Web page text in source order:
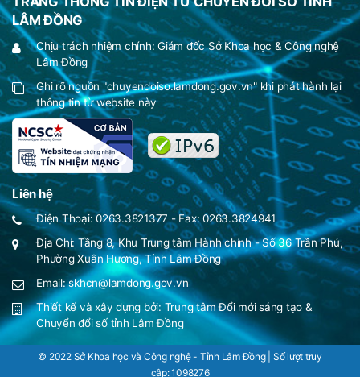
LÂM ĐỒNG
Chịu trách nhiệm chính: Giám đốc Sở Khoa học & Công nghệ
Lâm Đồng
Ghi rõ nguồn "chuyendoiso.lamdong.gov.vn" khi phát hành lại
thông tin từ website này
Liên hệ
Điện Thoại: 0263.3821377 - Fax: 0263.3824941
Địa Chỉ: Tầng 8, Khu Trung tâm Hành chính - Số 36 Trần Phú,
Phường Xuân Hương, Tỉnh Lâm Đồng
Email: skhcn@lamdong.gov.vn
Thiết kế và xây dựng bởi: Trung tâm Đổi mới sáng tạo &
Chuyển đổi số tỉnh Lâm Đồng
© 2022 Sở Khoa học và Công nghệ - Tỉnh Lâm Đồng | Số lượt truy
cập:1098276